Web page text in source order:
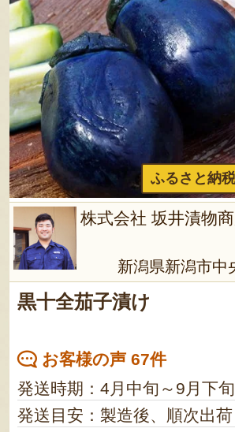
ふるさと納
株式会社 坂井漬物
新潟県新潟市中
黒十全茄子漬け
お客様の声 67件
発送時期：4月中旬～9月下旬
発送目安：製造後、順次出荷